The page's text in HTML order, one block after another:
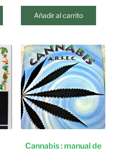
Añadir al carrito
Cannabis : manual de